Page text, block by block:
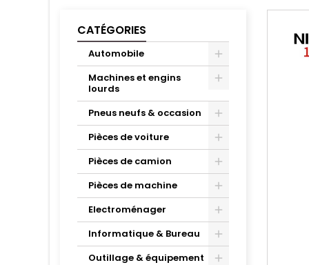
CATÉGORIES
Automobile
Machines et engins
lourds
Pneus neufs & occasion
Pièces de voiture
Pièces de camion
Pièces de machine
Electroménager
Informatique & Bureau
Outillage & équipement